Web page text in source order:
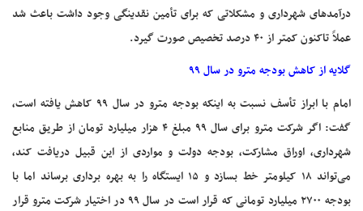
درآمدهای شهرداری و مشکلاتی که برای تأمین نقدینگی وجود داشت باعث شد
عملاً تاکنون کمتر از ۴۰ درصد تخصیص صورت گیرد.
گلایه از کاهش بودجه مترو در سال ۹۹
امام با ابراز تأسف نسبت به اینکه بودجه مترو در سال ۹۹ کاهش یافته است،
گفت: اگر شرکت مترو برای سال ۹۹ مبلغ ۴ هزار میلیارد تومان از طریق منابع
شهرداری، اوراق مشارکت، بودجه دولت و مواردی از این قبیل دریافت کند،
می‌تواند ۱۸ کیلومتر خط بسازد و ۱۵ ایستگاه را به بهره برداری برساند اما با
بودجه ۲۷۰۰ میلیارد تومانی که قرار است در سال ۹۹ در اختیار شرکت مترو قرار